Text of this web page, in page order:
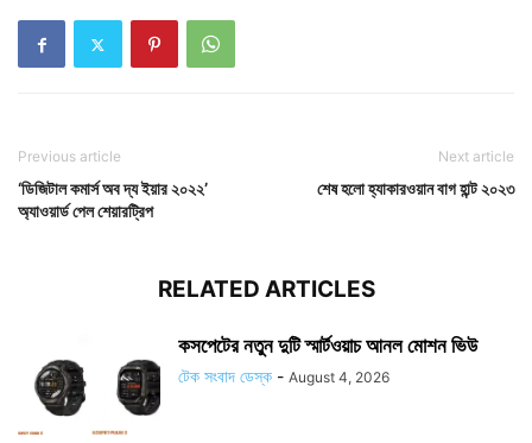
Previous article
‘ডিজিটাল কমার্স অব দ্য ইয়ার ২০২২’
অ্যাওয়ার্ড পেল শেয়ারট্রিপ
Next article
শেষ হলো হ্যাকারওয়ান বাগ হান্ট ২০২৩
RELATED ARTICLES
কসপেটের নতুন দুটি স্মার্টওয়াচ আনল মোশন ভিউ
টেক সংবাদ ডেস্ক - August 4, 2026